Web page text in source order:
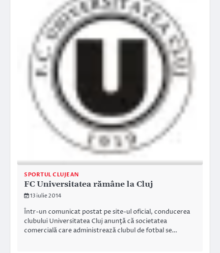
SPORTUL CLUJEAN
FC Universitatea rămâne la Cluj
13 iulie 2014
Într-un comunicat postat pe site-ul oficial, conducerea
clubului Universitatea Cluj anunţă că societatea
comercială care administrează clubul de fotbal se…